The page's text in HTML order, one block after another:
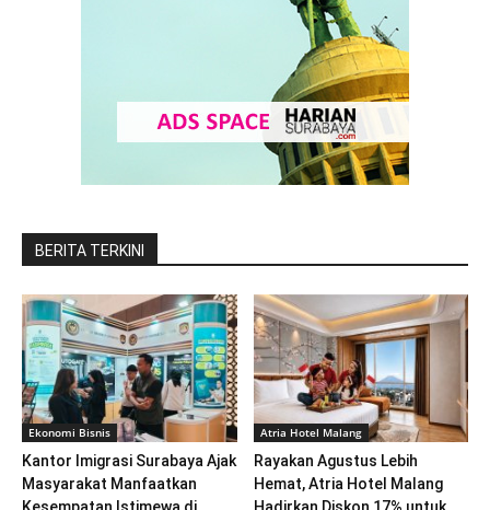
BERITA TERKINI
Ekonomi Bisnis
Kantor Imigrasi Surabaya Ajak
Masyarakat Manfaatkan
Atria Hotel Malang
Rayakan Agustus Lebih
Hemat, Atria Hotel Malang